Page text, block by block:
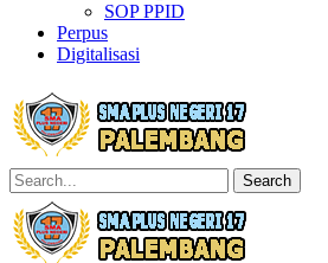
SOP PPID
Perpus
Digitalisasi
Search